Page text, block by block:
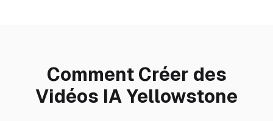
Comment Créer des
Vidéos IA Yellowstone